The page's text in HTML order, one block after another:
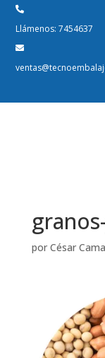
Llámenos: 7454637
por César